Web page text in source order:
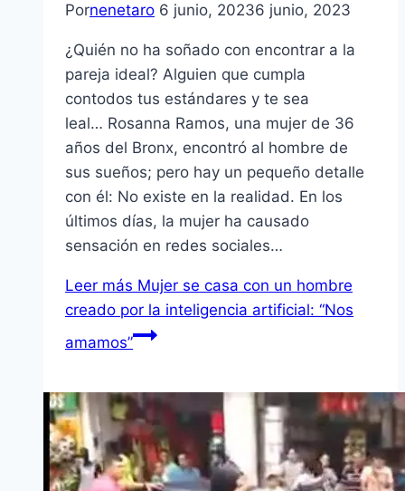
Pornenetaro 6 junio, 20236 junio, 2023
¿Quién no ha soñado con encontrar a la
pareja ideal? Alguien que cumpla
contodos tus estándares y te sea
leal… Rosanna Ramos, una mujer de 36
años del Bronx, encontró al hombre de
sus sueños; pero hay un pequeño detalle
con él: No existe en la realidad. En los
últimos días, la mujer ha causado
sensación en redes sociales…
Leer más Mujer se casa con un hombre
creado por la inteligencia artificial: “Nos
amamos”